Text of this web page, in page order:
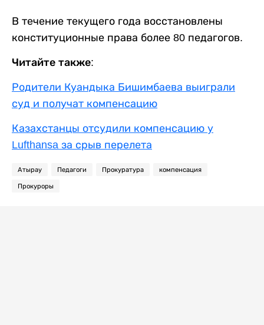
В течение текущего года восстановлены
конституционные права более 80 педагогов.
Читайте также:
Родители Куандыка Бишимбаева выиграли
суд и получат компенсацию
Казахстанцы отсудили компенсацию у
Lufthansa за срыв перелета
Атырау Педагоги Прокуратура компенсация
Прокуроры